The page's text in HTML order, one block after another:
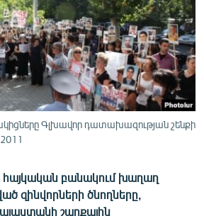
Գլխավոր դատախազության շենքի
հայկական բանակում խաղաղ
զինվորների ծնողները,
շարքային